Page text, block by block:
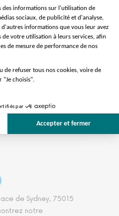
de la visite
tout
de Sydney, 75015
notre